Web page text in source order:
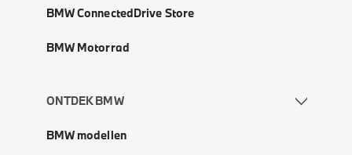
BMW ConnectedDrive Store
BMW Motorrad
ONTDEK BMW
BMW modellen